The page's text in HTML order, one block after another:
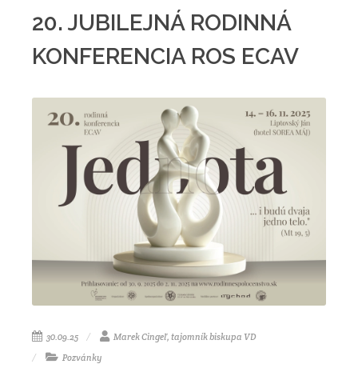
20. JUBILEJNÁ RODINNÁ
KONFERENCIA ROS ECAV
30.09.25
Marek Cingeľ, tajomník biskupa VD
Pozvánky